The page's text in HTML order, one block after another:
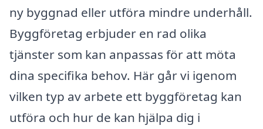
ny byggnad eller utföra mindre underhåll.
Byggföretag erbjuder en rad olika
tjänster som kan anpassas för att möta
dina specifika behov. Här går vi igenom
vilken typ av arbete ett byggföretag kan
utföra och hur de kan hjälpa dig i